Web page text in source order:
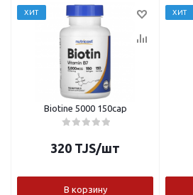
ХИТ
Biotine 5000 150cap
320 TJS/шт
В корзину
ХИТ